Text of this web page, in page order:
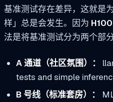
基准测试存在差异，这就是
样」总是会发生。因为
法是将基准测试分为两个部分
A 通道（社区氛围）：
tests and simple
B 号线（标准套房）：